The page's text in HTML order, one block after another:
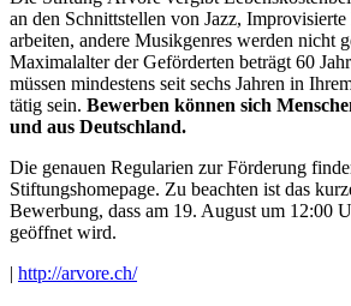
an den Schnittstellen von Jazz,
arbeiten, andere Musikgenres werden nicht
Maximalalter der Geförderten beträgt 60
müssen mindestens seit sechs Jahren in
tätig sein. Bewerben können sich
und aus Deutschland.
Die genauen Regularien zur Förderung
Stiftungshomepage. Zu beachten ist das
Bewerbung, dass am 19. August um 12:00
geöffnet wird.
| http://arvore.ch/